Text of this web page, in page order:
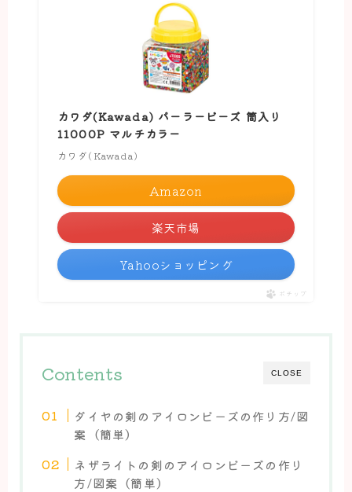
カワダ(Kawada) パーラービーズ 筒入り
11000P マルチカラー
カワダ(Kawada)
Amazon
楽天市場
Yahooショッピング
ポチップ
CLOSE
Contents
ダイヤの剣のアイロンビーズの作り方/図
案（簡単）
ネザライトの剣のアイロンビーズの作り
方/図案（簡単）